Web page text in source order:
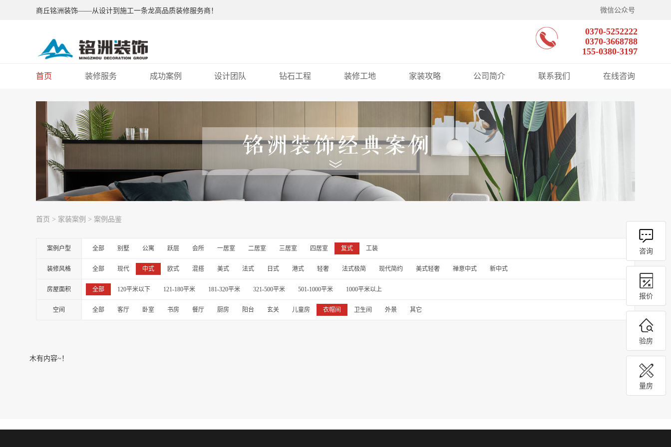
商丘铭洲装饰——从设计到施工一条龙高品质装修服务商！ 微信公众号
0370-5252222
0370-3668788
155-0380-3197
首页
装修服务 成功案例 设计团队 钻石工程 装修工地 家装攻略 公司简介 联系我们 在线咨询
首页 > 家装案例 > 案例品鉴
案例户型 全部 别墅 公寓 跃层 会所 一居室 二居室 三居室 四居室 复式 工装
装修风格 全部 现代 中式 欧式 混搭 美式 法式 日式 港式 轻奢 法式极简 现代简约 美式轻奢 禅意中式 新中式
房屋面积 全部 120平米以下 121-180平米 181-320平米 321-500平米 501-1000平米 1000平米以上
空间 全部 客厅 卧室 书房 餐厅 厨房 阳台 玄关 儿童房 衣帽间 卫生间 外景 其它
木有内容~！
咨询
报价
验房
量房